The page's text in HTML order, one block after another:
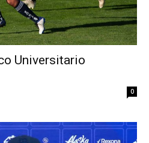
Universitario
0